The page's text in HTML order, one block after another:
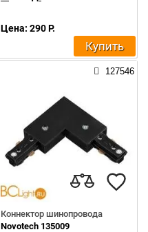
Цена: 290 Р.
Купить
127546
Коннектор шинопровода
Novotech 135009